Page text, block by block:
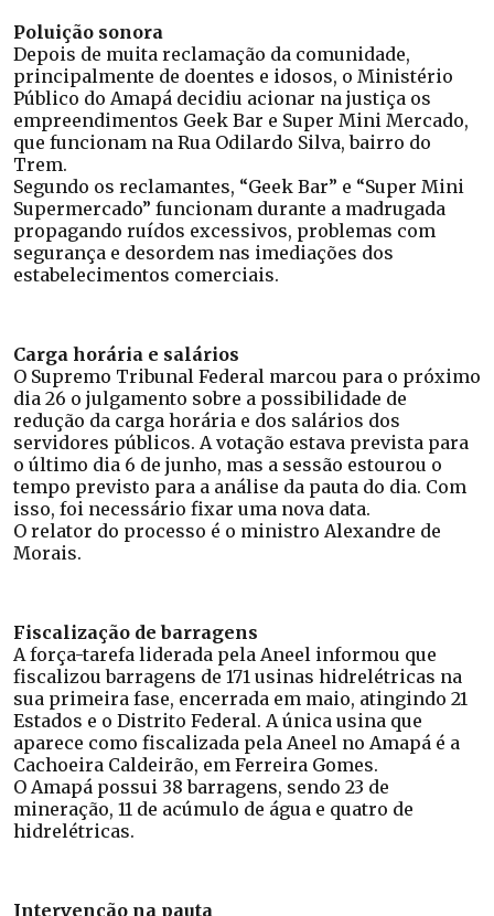
Poluição sonora
Depois de muita reclamação da comunidade,
principalmente de doentes e idosos, o Ministério
Público do Amapá decidiu acionar na justiça os
empreendimentos Geek Bar e Super Mini Mercado,
que funcionam na Rua Odilardo Silva, bairro do
Trem.
Segundo os reclamantes, “Geek Bar” e “Super Mini
Supermercado” funcionam durante a madrugada
propagando ruídos excessivos, problemas com
segurança e desordem nas imediações dos
estabelecimentos comerciais.
Carga horária e salários
O Supremo Tribunal Federal marcou para o próximo
dia 26 o julgamento sobre a possibilidade de
redução da carga horária e dos salários dos
servidores públicos. A votação estava prevista para
o último dia 6 de junho, mas a sessão estourou o
tempo previsto para a análise da pauta do dia. Com
isso, foi necessário fixar uma nova data.
O relator do processo é o ministro Alexandre de
Morais.
Fiscalização de barragens
A força-tarefa liderada pela Aneel informou que
fiscalizou barragens de 171 usinas hidrelétricas na
sua primeira fase, encerrada em maio, atingindo 21
Estados e o Distrito Federal. A única usina que
aparece como fiscalizada pela Aneel no Amapá é a
Cachoeira Caldeirão, em Ferreira Gomes.
O Amapá possui 38 barragens, sendo 23 de
mineração, 11 de acúmulo de água e quatro de
hidrelétricas.
Intervenção na pauta